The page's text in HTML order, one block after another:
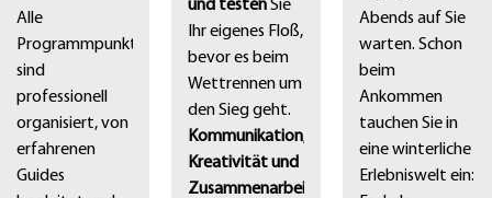
Alle
Programmpunkte
sind
professionell
organisiert, von
erfahrenen
Guides
und testenSie
Ihr eigenes Floß,
bevor es beim
Wettrennen um
den Sieg geht.
Kommunikation,
Kreativität und
Zusammenarbeit
Abends auf Sie
warten. Schon
beim
Ankommen
tauchen Sie in
eine winterliche
Erlebniswelt ein: